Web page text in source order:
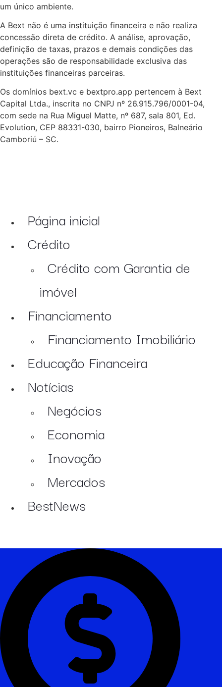
um único ambiente.
A Bext não é uma instituição financeira e não realiza
concessão direta de crédito. A análise, aprovação,
definição de taxas, prazos e demais condições das
operações são de responsabilidade exclusiva das
instituições financeiras parceiras.
Os domínios bext.vc e bextpro.app pertencem à Bext
Capital Ltda., inscrita no CNPJ nº 26.915.796/0001-04,
com sede na Rua Miguel Matte, nº 687, sala 801, Ed.
Evolution, CEP 88331-030, bairro Pioneiros, Balneário
Camboriú – SC.
Página inicial
Crédito
Crédito com Garantia de
imóvel
Financiamento
Financiamento Imobiliário
Educação Financeira
Notícias
Negócios
Economia
Inovação
Mercados
BestNews